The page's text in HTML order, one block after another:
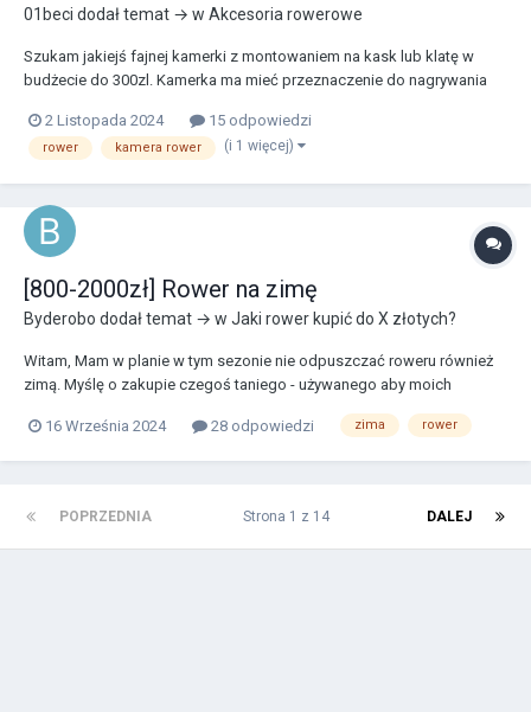
01beci dodał temat → w Akcesoria rowerowe
Szukam jakiejś fajnej kamerki z montowaniem na kask lub klatę w
budżecie do 300zl. Kamerka ma mieć przeznaczenie do nagrywania
jakości nagrania oraz dźwięku mikrofonu ponieważ mam zamiar to
matować i wrzycac na yt. Najlepiej jakby ka...
2 Listopada 2024 15 odpowiedzi
rower kamera rower (i 1 więcej)
[800-2000zł] Rower na zimę
Byderobo dodał temat → w Jaki rower kupić do X złotych?
Witam, Mam w planie w tym sezonie nie odpuszczać roweru również
zimą. Myślę o zakupie czegoś taniego - używanego aby moich
używkę to bardziej niż konkretnych rowerów potrzebuje porad jakie
16 Września 2024 28 odpowiedzi zima rower
POPRZEDNIA DALEJ
Strona 1 z 14